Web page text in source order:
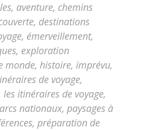
, aventure, chemins
, destinations
, émerveillement,
, exploration
monde, histoire, imprévu,
de voyage,
les itinéraires de voyage,
nationaux, paysages à
, préparation de